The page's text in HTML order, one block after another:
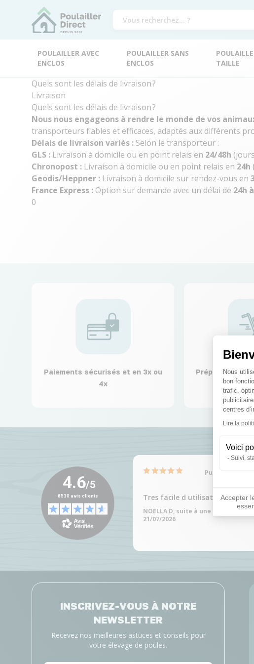
Nous
bon
trafic,
centres
Lire la
Voici
Suivi,
Accepter
POULAILLER AVEC
ENCLOS
POULAILLER SANS
ENCLOS
TAILLE
Quels sont les délais de livraison ?
Livraison
Quels sont les délais de livraison ?
Nous nous engageons à rendre le monde de vos
transporteurs fiables et efficaces, adaptés aux différents
Délais de livraison variés : Selon le transporteur :
GLS : Livraison à domicile ou en point relais en 24/48h
Chronopost : Livraison à domicile ou en point relais en 24h
Geodis/Heppner : Livraison à domicile sur rendez-vous en
France Express : Option sur demande avec un délai de 24h
0
Paiements sécurisés et en 3x ou
4x
Préparation et
Publié le 05/08/
Tres facile d utilisation
NOELLA D, suite à une expérience
21/07/2026
INSCRIVEZ-VOUS À NOTRE
NEWSLETTER
Recevez nos meilleures astuces et conseils pour
votre élevage de poules.